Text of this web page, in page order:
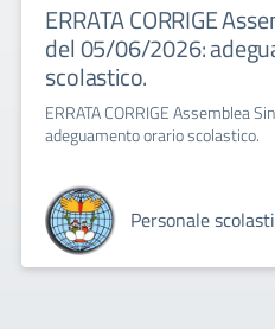
ERRATA CORRIGE
del 05/06/2026:
scolastico.
ERRATA CORRIGE Assemblea
adeguamento orario scolastico.
Personale